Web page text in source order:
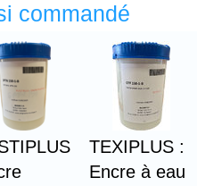
commandé
TEXIPLUS :
Encre à eau